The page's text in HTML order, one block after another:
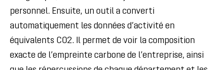
personnel. Ensuite, un outil a converti
automatiquement les données d’activité en
équivalents CO2. Il permet de voir la composition
exacte de l’empreinte carbone de l’entreprise, ainsi